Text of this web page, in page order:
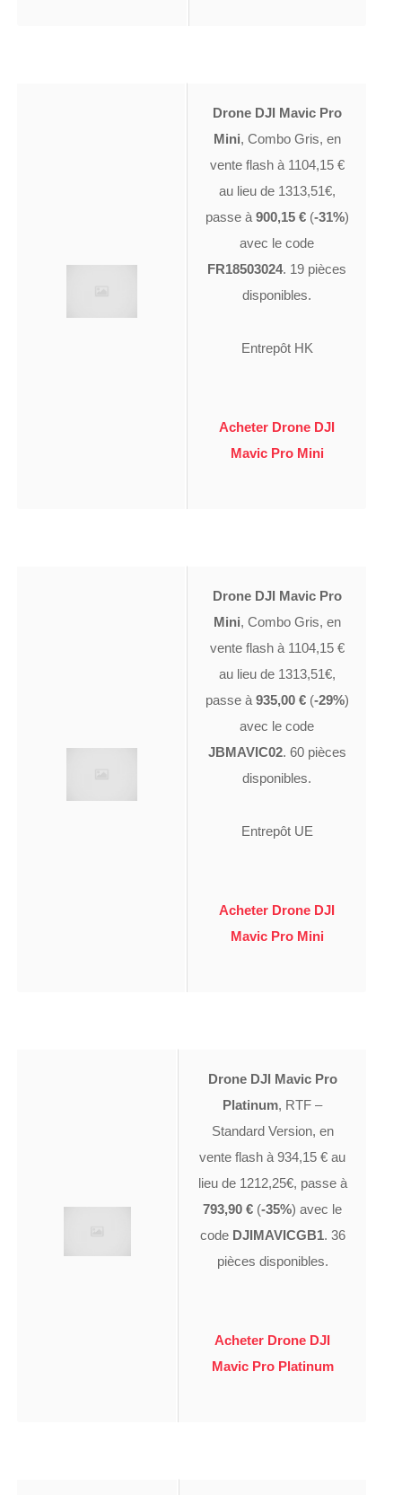
Drone DJI Mavic Pro
Mini, Combo Gris, en
vente flash à 1104,15 €
au lieu de 1313,51€,
passe à 900,15 €(-31%)
avec le code
FR18503024. 19 pièces
disponibles.
Entrepôt HK
Acheter Drone DJI
Mavic Pro Mini
Drone DJI Mavic Pro
Mini, Combo Gris, en
vente flash à 1104,15 €
au lieu de 1313,51€,
passe à 935,00 €(-29%)
avec le code
JBMAVIC02. 60 pièces
disponibles.
Entrepôt UE
Acheter Drone DJI
Mavic Pro Mini
Drone DJI Mavic Pro
Platinum, RTF –
Standard Version, en
vente flash à 934,15 € au
lieu de 1212,25€, passe à
793,90 € (-35%) avec le
code DJIMAVICGB1. 36
pièces disponibles.
Acheter Drone DJI
Mavic Pro Platinum